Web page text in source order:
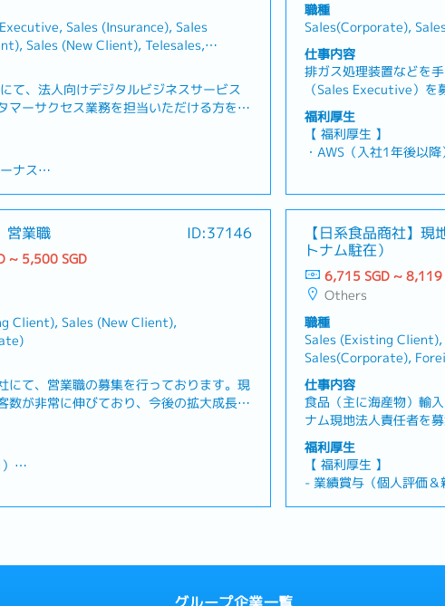
Sales (Insurance), Sales
Sales (New Client), Telesales,
Business Development, Project
Foreign/Commodity
て、法人向けデジタルビジネスサービス
マーサクセス業務を担当いただける方を募
。顧客からの問い合わせ内容を確認し、仕
しながら、社内の開発・デザイン担当と連
めていただくポジションです。このポジシ
ピン・セブの勤務となります。【 業務内
利用企業からの問い合わせ対応・テンプ
る要件確認・デザイン作成依頼および顧客
ム向け指示書の作成・納品前後の顧客確
ナス
サポート
勤務制度
ト
日
給
職種
Sales(Corporate),
仕事内容
排ガス処理装置などを
（Sales Executive）を
クライアントとしてご
はSales Managerとな
ントとの関係構築、既
語・中国語）、顧客接
ィング、営業会議、顧
グ・営業報告書、議事
ヤーへの見積書発行、
ト、工場との納期調整
福利厚生
【 福利厚生 】
・AWS（入社1年後以降
・出勤手当：200 SGD
・有給休暇：年14日
- 医療手当：年500 SGD
営業職 ID:37146
~ 5,500 SGD
Client), Sales (New Client),
にて、営業職の募集を行っております。現
数が非常に伸びており、今後の拡大成長の
ります。【 業務内容 】・既存顧客引継ぎ
規企業 (10%程度)・顧客訪問、ニーズヒ
商材の提案・データ入力、発注確認※既
めてゆくゆくは50社(店舗数は200)ほどご
じてローカル飲食店も担当していただきま
自身次第で給与を上げていくことが可能で
14日
【日系食品商社】
トナム駐在）
6,715 SGD ~ 8,119
Others
職種
Sales (Existing
Sales(Corporate),
仕事内容
食品（主に海産物）輸
ナム現地法人責任者を
拡大しており、現地法
げから運営全般に従事
行をご担当いただきま
の経験を活かして現地
いただきます。【 業務
地営業活動のマネジメ
福利厚生
【 福利厚生 】
- 業績賞与（個人評価＆